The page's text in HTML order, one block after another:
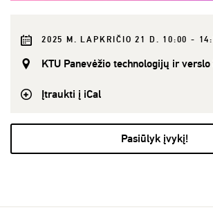
2025 M. LAPKRIČIO 21 D. 10:00 -
KTU Panevėžio technologijų ir
Įtraukti į iCal
Pasiūlyk įvykį!